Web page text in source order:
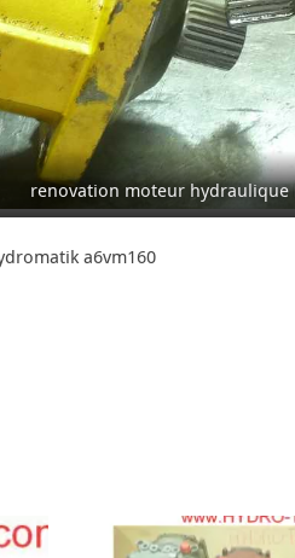
renovation moteur
a6vm160